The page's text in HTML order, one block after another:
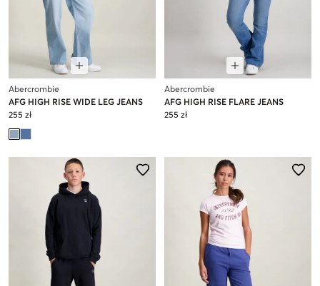
Abercrombie
AFG HIGH RISE WIDE LEG JEANS
255 zł
Abercrombie
AFG HIGH RISE FLARE JEANS
255 zł